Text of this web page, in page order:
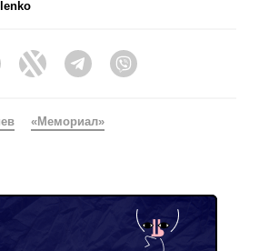
FacebookTwitter Telegram
«Мемориал»